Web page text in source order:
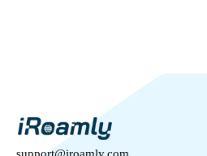
support@iroamly.com